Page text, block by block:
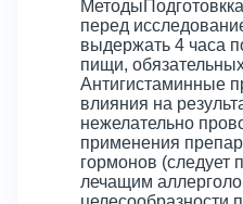
перед
выдержать 4 часа
пищи,
Антигистаминные
влияния на
нежелательно
применения
гормонов (следует
лечащим